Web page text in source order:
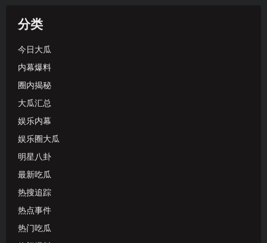
分类
今日大瓜
内幕爆料
圈内揭秘
大瓜汇总
娱乐内幕
娱乐圈大瓜
明星八卦
最新吃瓜
热搜追踪
热点事件
热门吃瓜